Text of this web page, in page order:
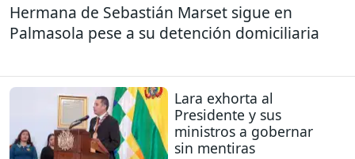
Hermana de Sebastián Marset sigue en
Palmasola pese a su detención domiciliaria
Lara exhorta al
Presidente y sus
ministros a gobernar
sin mentiras